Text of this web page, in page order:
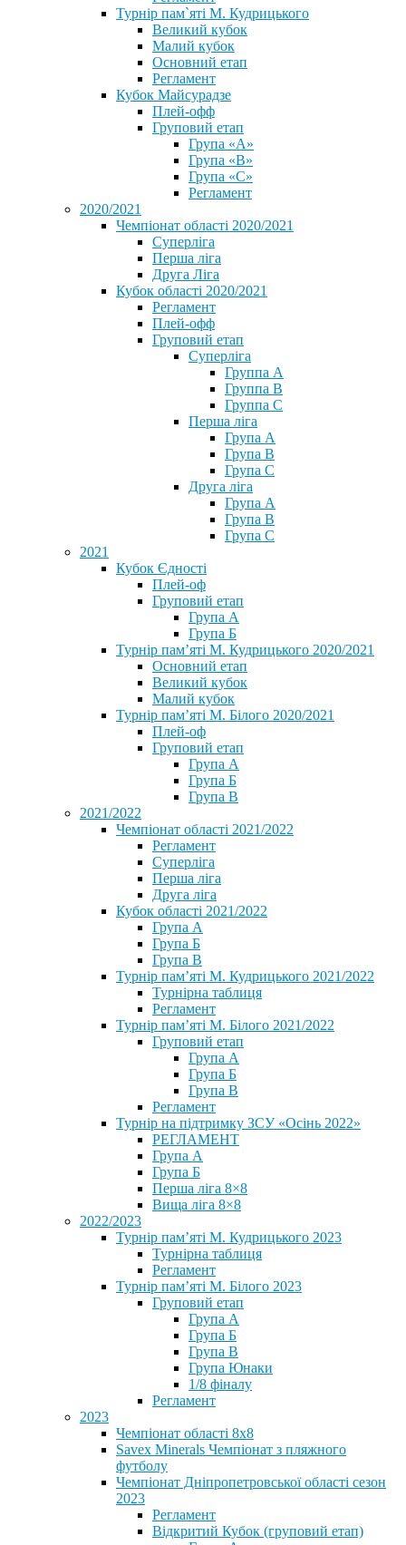
Турнір пам`яті М. Кудрицького
Великий кубок
Малий кубок
Основний етап
Регламент
Кубок Майсурадзе
Плей-офф
Груповий етап
Група «А»
Група «B»
Група «C»
Регламент
2020/2021
Чемпіонат області 2020/2021
Суперліга
Перша ліга
Друга Ліга
Кубок області 2020/2021
Регламент
Плей-офф
Груповий етап
Суперліга
Группа A
Группа B
Группа C
Перша ліга
Група A
Група B
Група C
Друга ліга
Група A
Група B
Група C
2021
Кубок Єдності
Плей-оф
Груповий етап
Група А
Група Б
Турнір пам’яті М. Кудрицького 2020/2021
Основний етап
Великий кубок
Малий кубок
Турнір пам’яті М. Білого 2020/2021
Плей-оф
Груповий етап
Група А
Група Б
Група В
2021/2022
Чемпіонат області 2021/2022
Регламент
Суперліга
Перша ліга
Друга ліга
Кубок області 2021/2022
Група А
Група Б
Група В
Турнір пам’яті М. Кудрицького 2021/2022
Турнірна таблиця
Регламент
Турнір пам’яті М. Білого 2021/2022
Груповий етап
Група А
Група Б
Група В
Регламент
Турнір на підтримку ЗСУ «Осінь 2022»
РЕГЛАМЕНТ
Група А
Група Б
Перша ліга 8×8
Вища ліга 8×8
2022/2023
Турнір пам’яті М. Кудрицького 2023
Турнірна таблиця
Регламент
Турнір пам’яті М. Білого 2023
Груповий етап
Група А
Група Б
Група В
Група Юнаки
1/8 фіналу
Регламент
2023
Чемпіонат області 8х8
Savex Minerals Чемпіонат з пляжного
футболу
Чемпіонат Дніпропетровської області сезон
2023
Регламент
Відкритий Кубок (груповий етап)